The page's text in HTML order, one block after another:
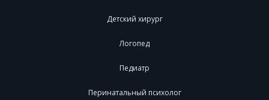
Детский хирург
Логопед
Педиатр
Перинатальный психолог